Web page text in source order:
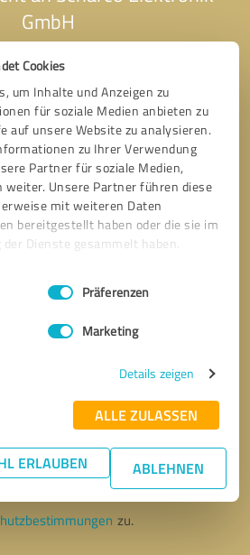
Cookies
um Inhalte und Anzeigen zu
für soziale Medien anbieten zu
auf unsere Website zu analysieren.
zu Ihrer Verwendung
Partner für soziale Medien,
weiter. Unsere Partner führen diese
mit weiteren Daten
bereitgestellt haben oder die sie im
Dienste gesammelt haben.
Präferenzen
Marketing
Details zeigen
ALLE ZULASSEN
ERLAUBEN ABLEHNEN
GmbH
* Erforderliche Angaben
Nachricht senden
zu.